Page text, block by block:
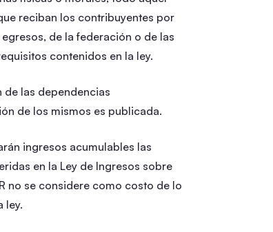
reciban los contribuyentes por
de la federación o de las
contenidos en la ley.
las dependencias
de los mismos es publicada.
ingresos acumulables las
en la Ley de Ingresos sobre
no se considere como costo de lo
ley.